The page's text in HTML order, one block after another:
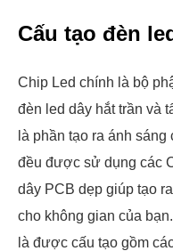
Cấu tạo đèn
Chip Led chính là bộ
đèn led dây hắt trần và
là phần tạo ra ánh
đều được sử dụng các
dây PCB dẹp giúp tạo
cho không gian của
là được cấu tạo gồm